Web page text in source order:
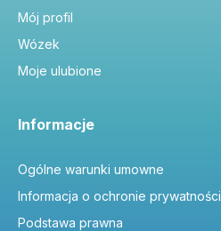
Mój profil
Wózek
Moje ulubione
Informacje
Ogólne warunki umowne
Informacja o ochronie prywatności
Podstawa prawna